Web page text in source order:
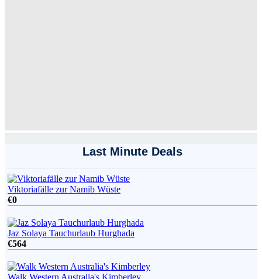
Last Minute Deals
Viktoriafälle zur Namib Wüste
€0
Jaz Solaya Tauchurlaub Hurghada
€564